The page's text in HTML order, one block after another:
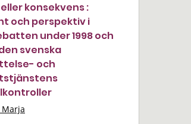
konsekvens :
och perspektiv i
under 1998 och
svenska
och